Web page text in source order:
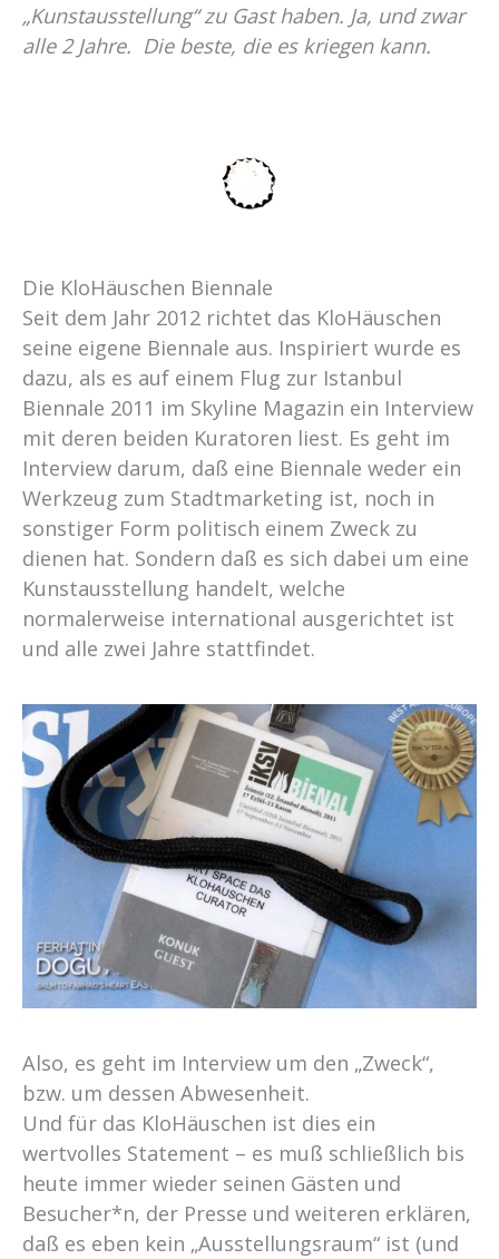
„Kunstausstellung“ zu Gast haben. Ja, und zwar
alle 2 Jahre. Die beste, die es kriegen kann.
Die KloHäuschen Biennale
Seit dem Jahr 2012 richtet das KloHäuschen
seine eigene Biennale aus. Inspiriert wurde es
dazu, als es auf einem Flug zur Istanbul
Biennale 2011 im Skyline Magazin ein Interview
mit deren beiden Kuratoren liest. Es geht im
Interview darum, daß eine Biennale weder ein
Werkzeug zum Stadtmarketing ist, noch in
sonstiger Form politisch einem Zweck zu
dienen hat. Sondern daß es sich dabei um eine
Kunstausstellung handelt, welche
normalerweise international ausgerichtet ist
und alle zwei Jahre stattfindet.
Also, es geht im Interview um den „Zweck“,
bzw. um dessen Abwesenheit.
Und für das KloHäuschen ist dies ein
wertvolles Statement – es muß schließlich bis
heute immer wieder seinen Gästen und
Besucher*n, der Presse und weiteren erklären,
daß es eben kein „Ausstellungsraum“ ist (und